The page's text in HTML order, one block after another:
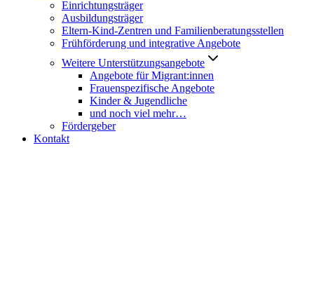
Einrichtungsträger
Ausbildungsträger
Eltern-Kind-Zentren und Familienberatungsstellen
Frühförderung und integrative Angebote
Weitere Unterstützungsangebote
Angebote für Migrant:innen
Frauenspezifische Angebote
Kinder & Jugendliche
und noch viel mehr…
Fördergeber
Kontakt